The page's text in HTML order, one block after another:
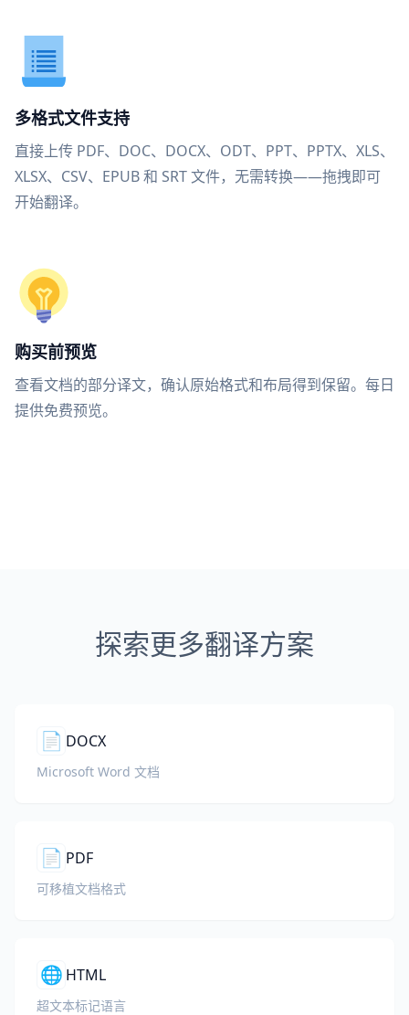
多格式文件支持
直接上传 PDF、DOC、DOCX、ODT、PPT、PPTX、XLS、
XLSX、CSV、EPUB 和 SRT 文件，无需转换——拖拽即可
开始翻译。
购买前预览
查看文档的部分译文，确认原始格式和布局得到保留。每日
提供免费预览。
探索更多翻译方案
📄 DOCX
Microsoft Word 文档
📄 PDF
可移植文档格式
🌐 HTML
超文本标记语言